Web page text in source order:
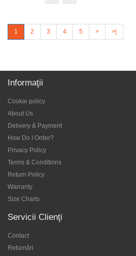
1 2 3 4 5 > >|
Informaţii
Cookie policy
About Us
Delivery & Payment
How Do I Order?
Privacy Policy
Terms & Conditions
Return Policy
Warranty
Size Charts
Servicii Clienţi
Contact
Returnări